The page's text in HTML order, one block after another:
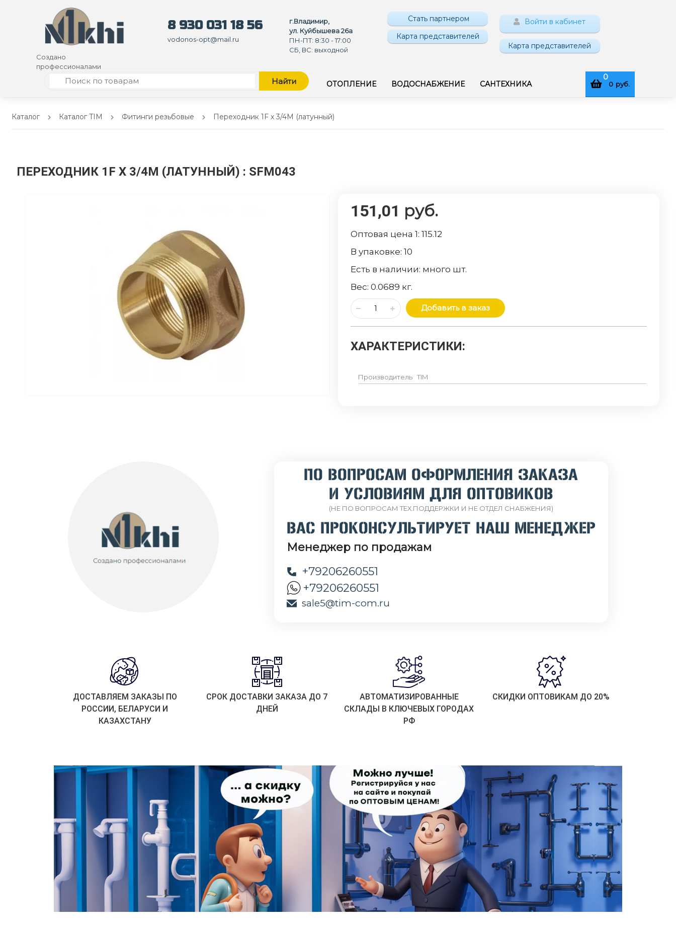
Создано
профессионалами
8 930 031 18 56
vodonos-opt@mail.ru
г.Владимир,
ул. Куйбышева 26а
ПН-ПТ: 8:30 - 17:00
СБ, ВС: выходной
Стать партнером
Карта представителей
Войти в кабинет
Карта представителей
Найти ОТОПЛЕНИЕ ВОДОСНАБЖЕНИЕ САНТЕХНИКА
0
0 руб.
Каталог Каталог TIM Фитинги резьбовые Переходник 1F х 3/4M (латунный)
ПЕРЕХОДНИК 1F Х 3/4M (ЛАТУННЫЙ) : SFM043
151,01 руб.
Оптовая цена 1: 115.12
В упаковке: 10
Есть в наличии: много шт.
Вес: 0.0689 кг.
Добавить в заказ
ХАРАКТЕРИСТИКИ:
Производитель TIM
ПО ВОПРОСАМ ОФОРМЛЕНИЯ ЗАКАЗА
И УСЛОВИЯМ ДЛЯ ОПТОВИКОВ
(НЕ ПО ВОПРОСАМ ТЕХ.ПОДДЕРЖКИ И НЕ ОТДЕЛ СНАБЖЕНИЯ)
ВАС ПРОКОНСУЛЬТИРУЕТ НАШ МЕНЕДЖЕР
Менеджер по продажам
+79206260551
+79206260551
sale5@tim-com.ru
ДОСТАВЛЯЕМ ЗАКАЗЫ ПО
РОССИИ, БЕЛАРУСИ И
КАЗАХСТАНУ
СРОК ДОСТАВКИ ЗАКАЗА ДО 7
ДНЕЙ
АВТОМАТИЗИРОВАННЫЕ
СКЛАДЫ В КЛЮЧЕВЫХ ГОРОДАХ
РФ
СКИДКИ ОПТОВИКАМ ДО 20%